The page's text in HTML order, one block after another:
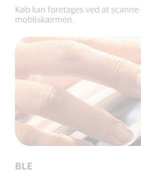
Køb kan foretages ved at scanne
mobilskærmen.
BLE